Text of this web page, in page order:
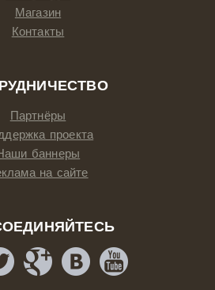
Магазин
Контакты
Партнёры
проекта
баннеры
на сайте